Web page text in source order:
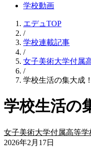
学校動画
エデュTOP
/
学校連載記事
/
女子美術大学付属
/
学校生活の集大成
学校生活の
女子美術大学付属高等学
2026年2月17日